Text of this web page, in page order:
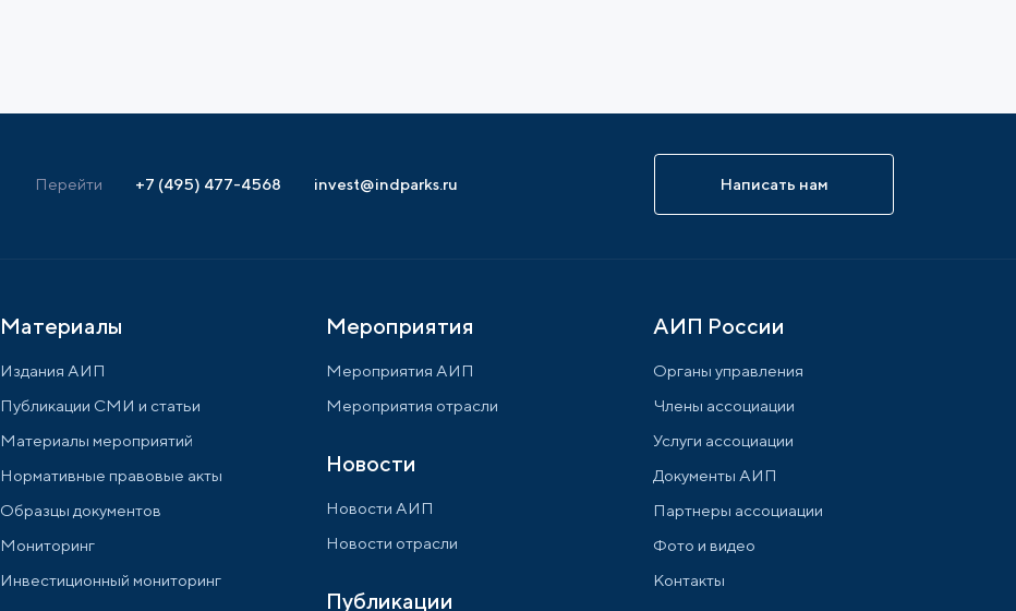
Перейти +7 (495) 477-4568 invest@indparks.ru Написать нам
Материалы
Издания АИП
Публикации СМИ и статьи
Материалы мероприятий
Нормативные правовые акты
Образцы документов
Мониторинг
Инвестиционный мониторинг
Мероприятия
Мероприятия АИП
Мероприятия отрасли
Новости
Новости АИП
Новости отрасли
Публикации
АИП России
Органы управления
Члены ассоциации
Услуги ассоциации
Документы АИП
Партнеры ассоциации
Фото и видео
Контакты